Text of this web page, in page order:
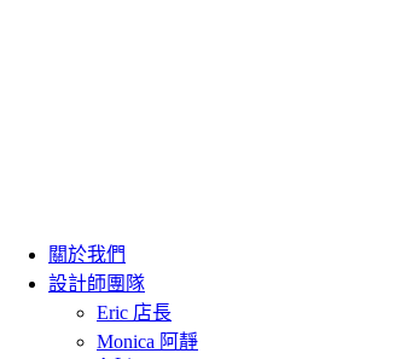
關於我們
設計師團隊
Eric 店長
Monica 阿靜